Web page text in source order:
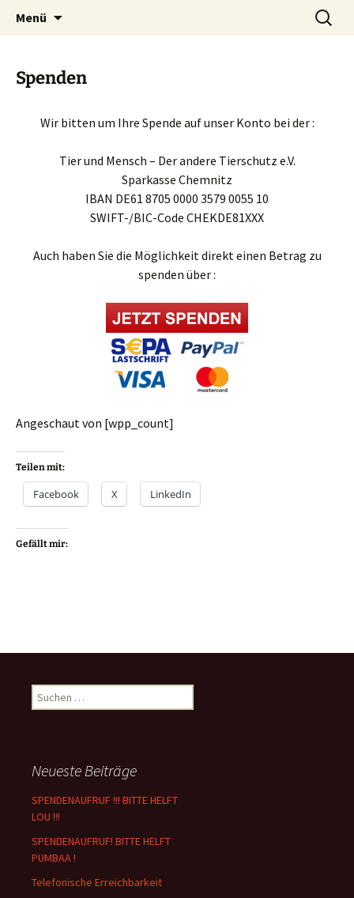
Tier und Mensch – Der andere
Tierschutz e.V.
der andere Tierschutz e.V.
Menü
Suchen
nach:
Spenden
Wir bitten um Ihre Spende auf unser Konto bei der :
Tier und Mensch – Der andere Tierschutz e.V.
Sparkasse Chemnitz
IBAN DE61 8705 0000 3579 0055 10
SWIFT-/BIC-Code CHEKDE81XXX
Auch haben Sie die Möglichkeit direkt einen Betrag zu
spenden über :
Angeschaut von [wpp_count]
Teilen mit:
Facebook X LinkedIn
Gefällt mir:
Suchen
nach:
Neueste Beiträge
SPENDENAUFRUF !!! BITTE HELFT
LOU !!!
SPENDENAUFRUF! BITTE HELFT
PUMBAA !
Telefonische Erreichbarkeit